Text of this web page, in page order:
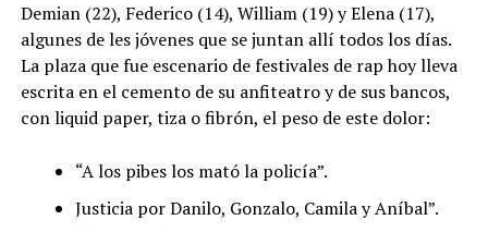
Demian (22), Federico (14), William (19) y Elena (17),
algunes de les jóvenes que se juntan allí todos los días.
La plaza que fue escenario de festivales de rap hoy lleva
escrita en el cemento de su anfiteatro y de sus bancos,
con liquid paper, tiza o fibrón, el peso de este dolor:
“A los pibes los mató la policía”.
Justicia por Danilo, Gonzalo, Camila y Aníbal”.